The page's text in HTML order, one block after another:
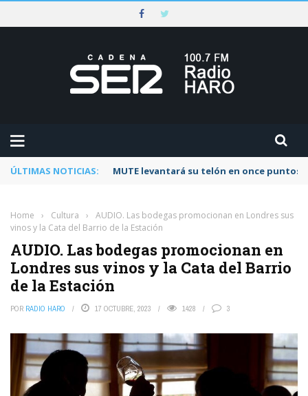
ÚLTIMAS NOTICIAS: MUTE levantará su telón en once puntos
Home › Cultura ›
AUDIO. Las bodegas promocionan en Londres sus
vinos y la Cata del Barrio de la Estación
AUDIO. Las bodegas promocionan en
Londres sus vinos y la Cata del Barrio
de la Estación
POR RADIO HARO 17 OCTUBRE, 2023 1428 3